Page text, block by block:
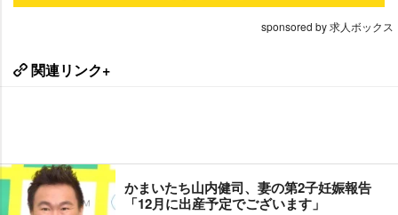
sponsored by 求人ボックス
関連リンク+
かまいたち山内健司、妻の第2子妊娠報告
「12月に出産予定でございます」